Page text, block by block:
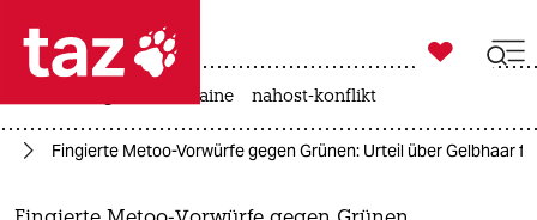
 taz zahl ich
taz zahl ich

taz zahl ich
krieg in der ukraine nahost-konflikt
Fingierte Metoo-Vorwürfe gegen Grünen: Urteil über Gelbhaar